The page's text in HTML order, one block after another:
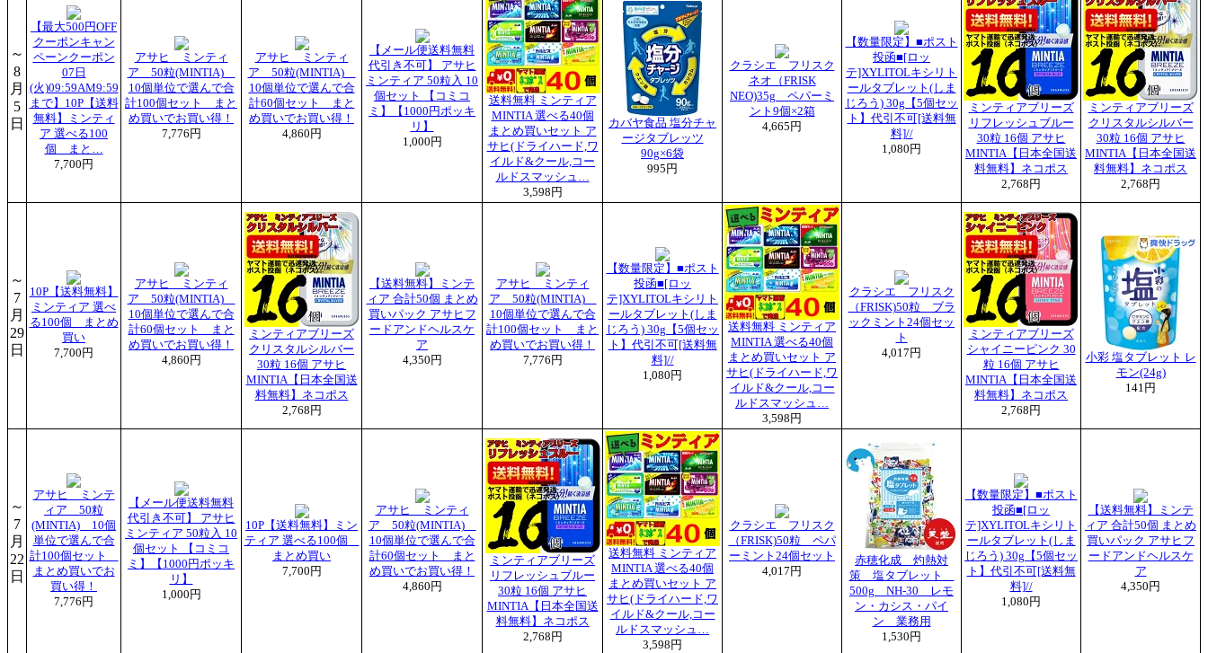
～
8
月
5
日
【最大500円OFF
クーポンキャン
ペーンクーポン
07日
(火)09:59AM9:59
まで】10P【送料
無料】ミンティ
ア 選べる100
個 まと…
7,700円
アサヒ ミンティ
ア 50粒(MINTIA)
10個単位で選んで合
計100個セット まと
め買いでお買い得！
7,776円
アサヒ ミンティ
ア 50粒(MINTIA)
10個単位で選んで合
計60個セット まと
め買いでお買い得！
4,860円
【メール便送料無料
代引き不可】 アサヒ
ミンティア 50粒入 10
個セット 【コミコ
ミ】【1000円ポッキ
リ】
1,000円
送料無料 ミンティア
MINTIA 選べる40個
まとめ買いセット ア
サヒ(ドライハード,ワ
イルド&クール,コー
ルドスマッシュ…
3,598円
カバヤ食品 塩分チャ
ージタブレッツ
90g×6袋
995円
クラシエ フリスク
ネオ（FRISK
NEO)35g ペパーミ
ント9個×2箱
4,665円
【数量限定】■ポスト
投函■[ロッ
テ]XYLITOLキシリト
ールタブレット(しま
じろう) 30g【5個セッ
ト】代引不可[送料無
料]//
1,080円
ミンティアブリーズ
リフレッシュブルー
30粒 16個 アサヒ
MINTIA【日本全国送
料無料】ネコポス
2,768円
ミンティアブリーズ
クリスタルシルバー
30粒 16個 アサヒ
MINTIA【日本全国送
料無料】ネコポス
2,768円
～
7
月
29
日
10P【送料無料】
ミンティア 選べ
る100個 まとめ
買い
7,700円
アサヒ ミンティ
ア 50粒(MINTIA)
10個単位で選んで合
計60個セット まと
め買いでお買い得！
4,860円
ミンティアブリーズ
クリスタルシルバー
30粒 16個 アサヒ
MINTIA【日本全国送
料無料】ネコポス
2,768円
【送料無料】ミンテ
ィア 合計50個 まとめ
買いパック アサヒフ
ードアンドヘルスケ
ア
4,350円
アサヒ ミンティ
ア 50粒(MINTIA)
10個単位で選んで合
計100個セット まと
め買いでお買い得！
7,776円
【数量限定】■ポスト
投函■[ロッ
テ]XYLITOLキシリト
ールタブレット(しま
じろう) 30g【5個セッ
ト】代引不可[送料無
料]//
1,080円
送料無料 ミンティア
MINTIA 選べる40個
まとめ買いセット ア
サヒ(ドライハード,ワ
イルド&クール,コー
ルドスマッシュ…
3,598円
クラシエ フリスク
（FRISK)50粒 ブラ
ックミント24個セッ
ト
4,017円
ミンティアブリーズ
シャイニーピンク 30
粒 16個 アサヒ
MINTIA【日本全国送
料無料】ネコポス
2,768円
小彩 塩タブレット レ
モン(24g)
141円
～
7
月
22
日
アサヒ ミンテ
ィア 50粒
(MINTIA) 10個
単位で選んで合
計100個セット
まとめ買いでお
買い得！
7,776円
【メール便送料無料
代引き不可】 アサヒ
ミンティア 50粒入 10
個セット 【コミコ
ミ】【1000円ポッキ
リ】
1,000円
10P【送料無料】ミン
ティア 選べる100個
まとめ買い
7,700円
アサヒ ミンティ
ア 50粒(MINTIA)
10個単位で選んで合
計60個セット まと
め買いでお買い得！
4,860円
ミンティアブリーズ
リフレッシュブルー
30粒 16個 アサヒ
MINTIA【日本全国送
料無料】ネコポス
2,768円
送料無料 ミンティア
MINTIA 選べる40個
まとめ買いセット ア
サヒ(ドライハード,ワ
イルド&クール,コー
ルドスマッシュ…
3,598円
クラシエ フリスク
（FRISK)50粒 ペパ
ーミント24個セット
4,017円
赤穂化成 灼熱対
策 塩タブレット
500g NH-30 レモ
ン・カシス・パイ
ン 業務用
1,530円
【数量限定】■ポスト
投函■[ロッ
テ]XYLITOLキシリト
ールタブレット(しま
じろう) 30g【5個セッ
ト】代引不可[送料無
料]//
1,080円
【送料無料】ミンテ
ィア 合計50個 まとめ
買いパック アサヒフ
ードアンドヘルスケ
ア
4,350円